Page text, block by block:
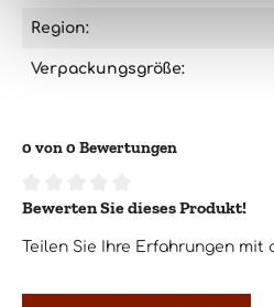
Region:
Verpackungsgröße:
0 von 0 Bewertungen
Durchschnittliche Bewertung
Bewerten Sie dieses Produkt!
Teilen Sie Ihre Erfahrungen mit